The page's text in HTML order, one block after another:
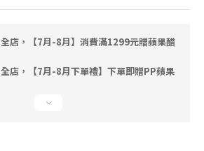
全店，【7月-8月】消費滿1299元贈蘋果醋
全店，【7月-8月下單禮】下單即贈PP蘋果